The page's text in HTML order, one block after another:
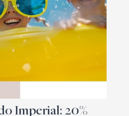
Imperial: 20%